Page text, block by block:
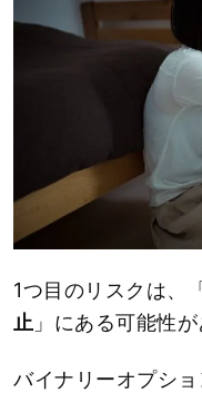
1つ目のリスクは、
止 」にある可能性が
バイナリーオプシ